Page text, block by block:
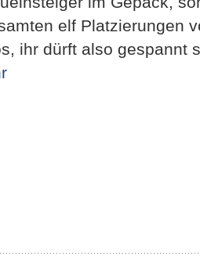
elf Platzierungen
ihr dürft also gespannt